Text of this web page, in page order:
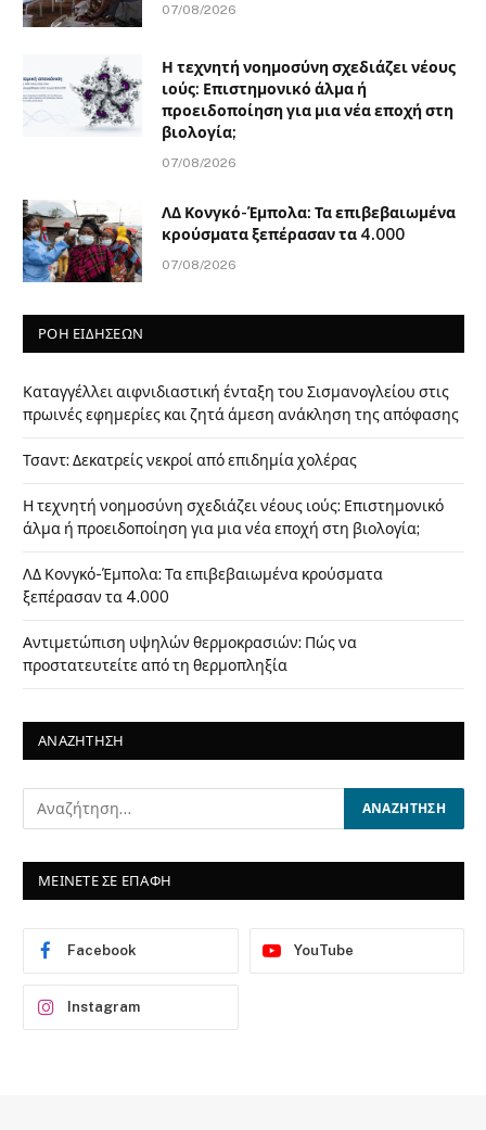
07/08/2026
Η τεχνητή νοημοσύνη σχεδιάζει νέους
ιούς: Επιστημονικό άλμα ή
προειδοποίηση για μια νέα εποχή στη
βιολογία;
07/08/2026
ΛΔ Κονγκό-Έμπολα: Τα επιβεβαιωμένα
κρούσματα ξεπέρασαν τα 4.000
07/08/2026
ΡΟΗ ΕΙΔΗΣΕΩΝ
Καταγγέλλει αιφνιδιαστική ένταξη του Σισμανογλείου στις
πρωινές εφημερίες και ζητά άμεση ανάκληση της απόφασης
Τσαντ: Δεκατρείς νεκροί από επιδημία χολέρας
Η τεχνητή νοημοσύνη σχεδιάζει νέους ιούς: Επιστημονικό
άλμα ή προειδοποίηση για μια νέα εποχή στη βιολογία;
ΛΔ Κονγκό-Έμπολα: Τα επιβεβαιωμένα κρούσματα
ξεπέρασαν τα 4.000
Αντιμετώπιση υψηλών θερμοκρασιών: Πώς να
προστατευτείτε από τη θερμοπληξία
ΑΝΑΖΗΤΗΣΗ
ΜΕΙΝΕΤΕ ΣΕ ΕΠΑΦΗ
Facebook YouTube
Instagram